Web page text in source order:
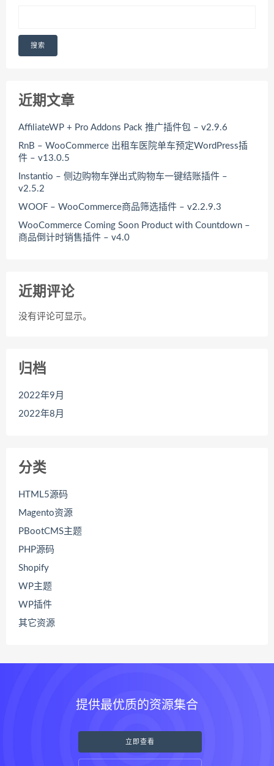
搜索
近期文章
AffiliateWP + Pro Addons Pack 推广插件包 – v2.9.6
RnB – WooCommerce 出租车医院单车预定WordPress插
件 – v13.0.5
Instantio – 侧边购物车弹出式购物车一键结账插件 –
v2.5.2
WOOF – WooCommerce商品筛选插件 – v2.2.9.3
WooCommerce Coming Soon Product with Countdown –
商品倒计时销售插件 – v4.0
近期评论
没有评论可显示。
归档
2022年9月
2022年8月
分类
HTML5源码
Magento资源
PBootCMS主题
PHP源码
Shopify
WP主题
WP插件
其它资源
提供最优质的资源集合
立即查看